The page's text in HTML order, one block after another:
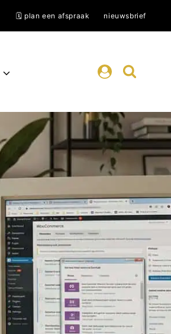
🗓️ plan een afspraak nieuwsbrief